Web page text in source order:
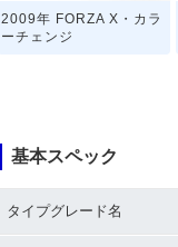
2009年 FORZA X・カラ
ーチェンジ
基本スペック
タイプグレード名